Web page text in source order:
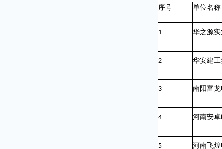
序号 单位名称
1 华之源
2 华安建
3 南阳富
4 河南安
5 河南飞